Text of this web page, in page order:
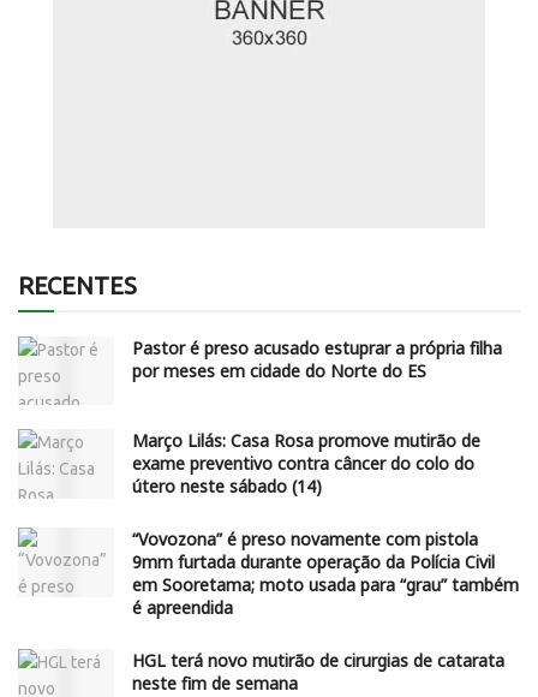
RECENTES
Pastor é preso acusado estuprar a própria filha
por meses em cidade do Norte do ES
Março Lilás: Casa Rosa promove mutirão de
exame preventivo contra câncer do colo do
útero neste sábado (14)
“Vovozona” é preso novamente com pistola
9mm furtada durante operação da Polícia Civil
em Sooretama; moto usada para “grau” também
é apreendida
HGL terá novo mutirão de cirurgias de catarata
neste fim de semana